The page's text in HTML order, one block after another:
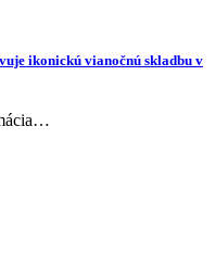
ikonickú vianočnú skladbu v